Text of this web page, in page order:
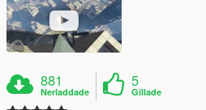
881
Nerladdade
5
Gillade